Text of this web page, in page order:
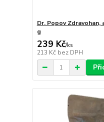
Dr. Popov Zdravohan,
g
239 Kč/ks
213 Kč bez DPH